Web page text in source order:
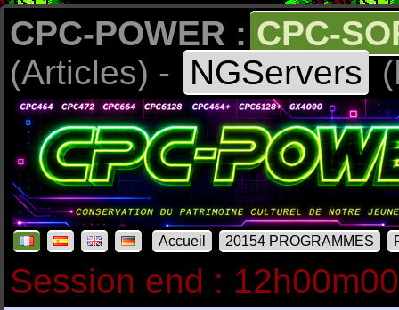
CPC-POWER : CPC-
(Articles) -
NGServers
Accueil 20154 PROGRAMMES
Session end :